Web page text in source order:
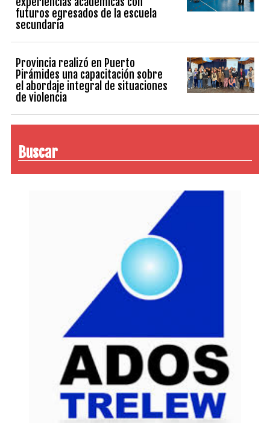
futuros egresados de la escuela
secundaria
Provincia realizó en Puerto
Pirámides una capacitación sobre
el abordaje integral de situaciones
de violencia
Buscar